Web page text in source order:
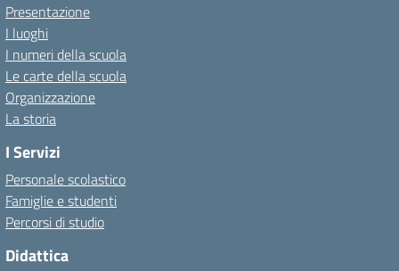
Presentazione
I luoghi
I numeri della scuola
Le carte della scuola
Organizzazione
La storia
I Servizi
Personale scolastico
Famiglie e studenti
Percorsi di studio
Didattica